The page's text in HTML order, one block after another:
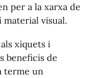
per a la xarxa de
material visual.
xiquets i
beneficis de
terme un